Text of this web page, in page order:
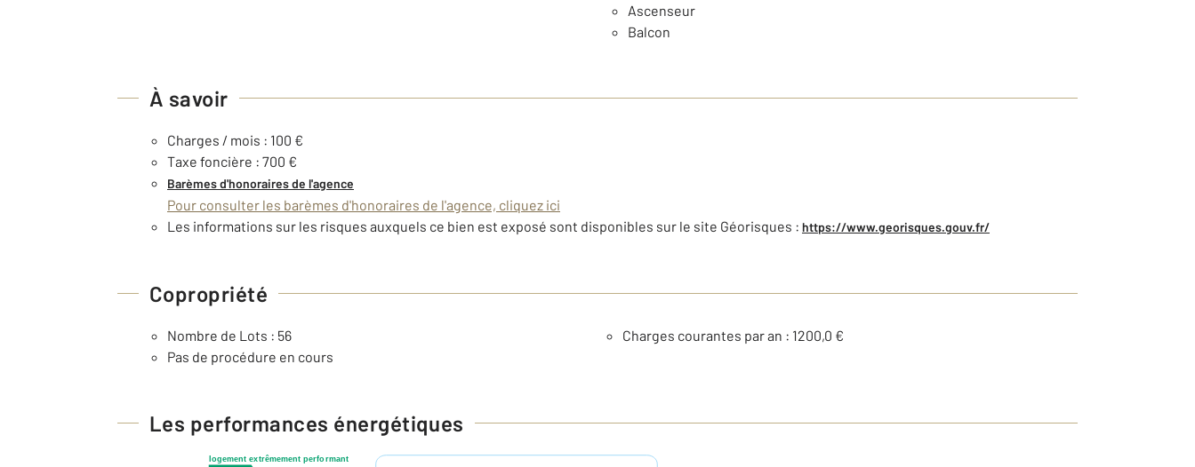
Ascenseur
Balcon
À savoir
Charges / mois : 100 €
Taxe foncière : 700 €
Barèmes d'honoraires de l'agence
Pour consulter les barèmes d'honoraires de l'agence, cliquez ici
Les informations sur les risques auxquels ce bien est exposé sont disponibles sur le site Géorisques : https://www.georisques.gouv.fr/
Copropriété
Nombre de Lots : 56
Charges courantes par an : 1200,0 €
Pas de procédure en cours
Les performances énergétiques
logement extrêmement performant